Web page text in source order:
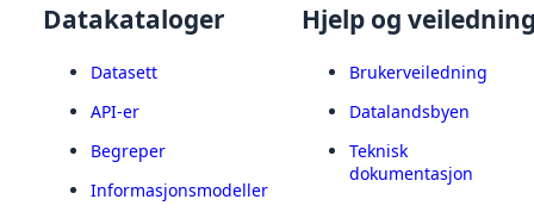
Datakataloger
Datasett
API-er
Begreper
Informasjonsmodeller
Hjelp og
Brukerveiledning
Datalandsbyen
Teknisk
dokumentasjon